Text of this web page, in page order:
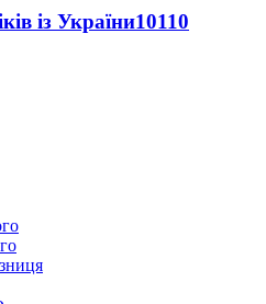
із України10110